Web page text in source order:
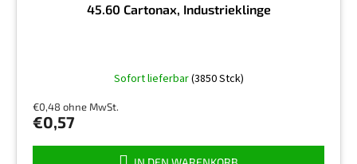
45.60 Cartonax, Industrieklinge
Sofort lieferbar(3850 Stck)
€0,48 ohne MwSt.
€0,57